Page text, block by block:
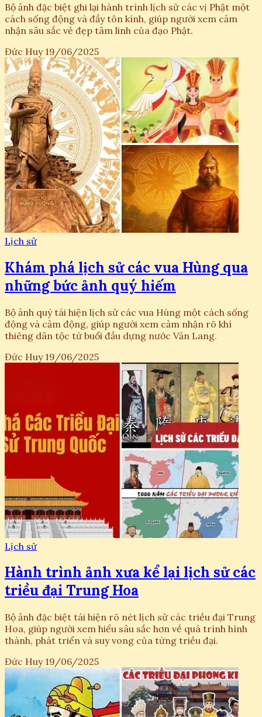
Bộ ảnh đặc biệt ghi lại hành trình lịch sử các vị Phật một
cách sống động và đầy tôn kính, giúp người xem cảm
nhận sâu sắc vẻ đẹp tâm linh của đạo Phật.
Đức Huy 19/06/2025
Lịch sử
Khám phá lịch sử các vua Hùng qua
những bức ảnh quý hiếm
Bộ ảnh quý tái hiện lịch sử các vua Hùng một cách sống
động và cảm động, giúp người xem cảm nhận rõ khí
thiêng dân tộc từ buổi đầu dựng nước Văn Lang.
Đức Huy 19/06/2025
Lịch sử
Hành trình ảnh xưa kể lại lịch sử các
triều đại Trung Hoa
Bộ ảnh đặc biệt tái hiện rõ nét lịch sử các triều đại Trung
Hoa, giúp người xem hiểu sâu sắc hơn về quá trình hình
thành, phát triển và suy vong của từng triều đại.
Đức Huy 19/06/2025